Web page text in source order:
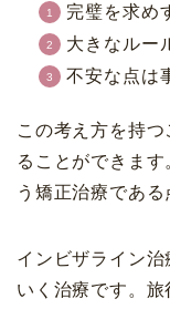
完璧を求め
大きなルー
不安な点は
この考え方を持
ることができま
う矯正治療である
インビザライン
いく治療です。